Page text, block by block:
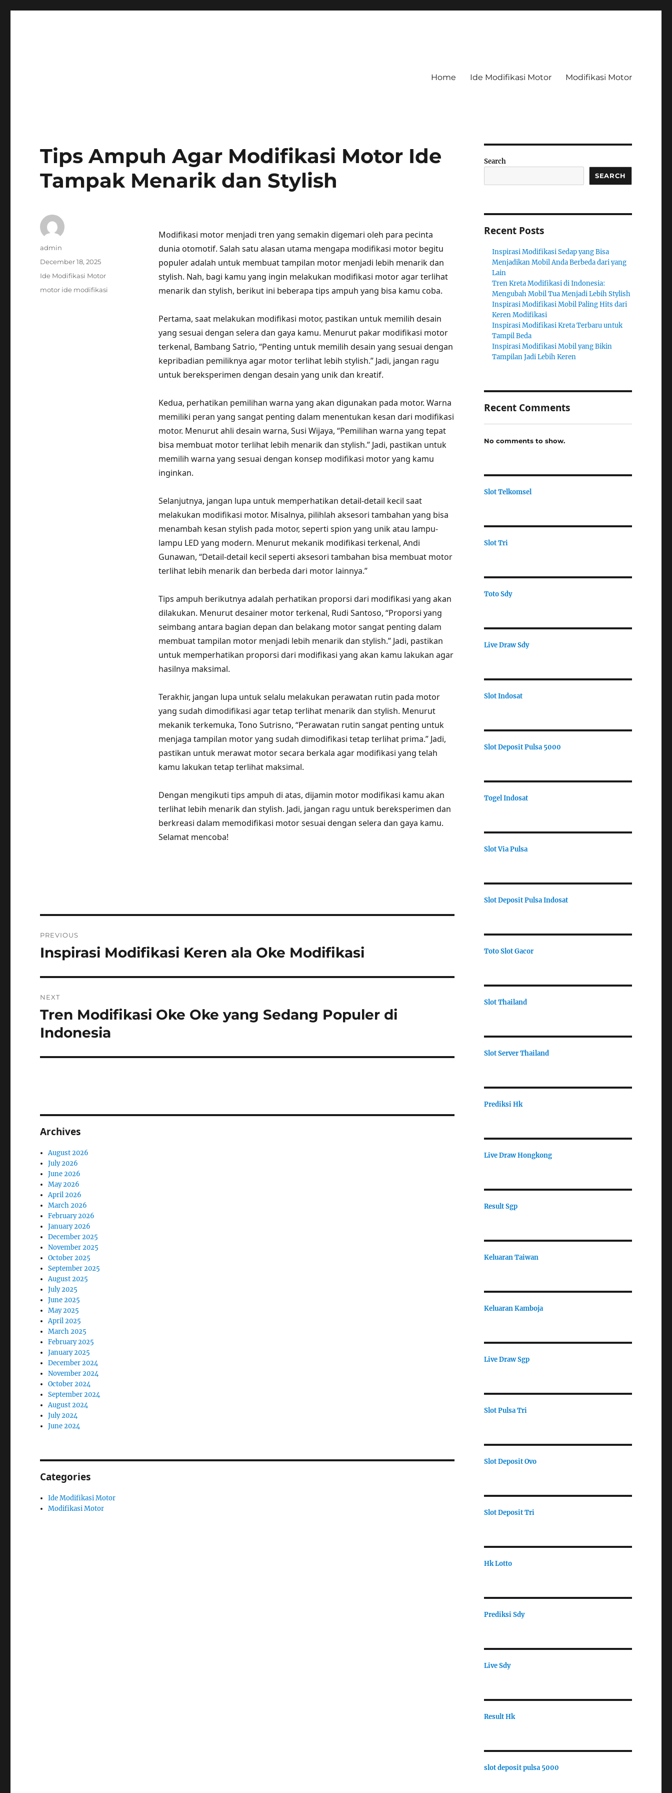
Home Ide Modifikasi Motor Modifikasi Motor
Tips Ampuh Agar Modifikasi Motor Ide
Tampak Menarik dan Stylish
Modifikasi motor menjadi tren yang semakin digemari oleh para pecinta
dunia otomotif. Salah satu alasan utama mengapa modifikasi motor begitu
populer adalah untuk membuat tampilan motor menjadi lebih menarik dan
stylish. Nah, bagi kamu yang ingin melakukan modifikasi motor agar terlihat
menarik dan stylish, berikut ini beberapa tips ampuh yang bisa kamu coba.
Pertama, saat melakukan modifikasi motor, pastikan untuk memilih desain
yang sesuai dengan selera dan gaya kamu. Menurut pakar modifikasi motor
terkenal, Bambang Satrio, “Penting untuk memilih desain yang sesuai dengan
kepribadian pemiliknya agar motor terlihat lebih stylish.” Jadi, jangan ragu
untuk bereksperimen dengan desain yang unik dan kreatif.
Kedua, perhatikan pemilihan warna yang akan digunakan pada motor. Warna
memiliki peran yang sangat penting dalam menentukan kesan dari modifikasi
motor. Menurut ahli desain warna, Susi Wijaya, “Pemilihan warna yang tepat
bisa membuat motor terlihat lebih menarik dan stylish.” Jadi, pastikan untuk
memilih warna yang sesuai dengan konsep modifikasi motor yang kamu
inginkan.
Selanjutnya, jangan lupa untuk memperhatikan detail-detail kecil saat
melakukan modifikasi motor. Misalnya, pilihlah aksesori tambahan yang bisa
menambah kesan stylish pada motor, seperti spion yang unik atau lampu-
lampu LED yang modern. Menurut mekanik modifikasi terkenal, Andi
Gunawan, “Detail-detail kecil seperti aksesori tambahan bisa membuat motor
terlihat lebih menarik dan berbeda dari motor lainnya.”
Tips ampuh berikutnya adalah perhatikan proporsi dari modifikasi yang akan
dilakukan. Menurut desainer motor terkenal, Rudi Santoso, “Proporsi yang
seimbang antara bagian depan dan belakang motor sangat penting dalam
membuat tampilan motor menjadi lebih menarik dan stylish.” Jadi, pastikan
untuk memperhatikan proporsi dari modifikasi yang akan kamu lakukan agar
hasilnya maksimal.
Terakhir, jangan lupa untuk selalu melakukan perawatan rutin pada motor
yang sudah dimodifikasi agar tetap terlihat menarik dan stylish. Menurut
mekanik terkemuka, Tono Sutrisno, “Perawatan rutin sangat penting untuk
menjaga tampilan motor yang sudah dimodifikasi tetap terlihat prima.” Jadi,
pastikan untuk merawat motor secara berkala agar modifikasi yang telah
kamu lakukan tetap terlihat maksimal.
Dengan mengikuti tips ampuh di atas, dijamin motor modifikasi kamu akan
terlihat lebih menarik dan stylish. Jadi, jangan ragu untuk bereksperimen dan
berkreasi dalam memodifikasi motor sesuai dengan selera dan gaya kamu.
Selamat mencoba!
Author
admin
Posted
on
December 18, 2025
Categories
Ide Modifikasi Motor
Tags
motor ide modifikasi
navigation
PREVIOUS
Previous
Inspirasi Modifikasi Keren ala Oke Modifikasi
NEXT
Next
post:
Tren Modifikasi Oke Oke yang Sedang Populer di
Indonesia
Archives
August 2026
July 2026
June 2026
May 2026
April 2026
March 2026
February 2026
January 2026
December 2025
November 2025
October 2025
September 2025
August 2025
July 2025
June 2025
May 2025
April 2025
March 2025
February 2025
January 2025
December 2024
November 2024
October 2024
September 2024
August 2024
July 2024
June 2024
Categories
Ide Modifikasi Motor
Modifikasi Motor
Search
SEARCH
Recent Posts
Inspirasi Modifikasi Sedap yang Bisa
Menjadikan Mobil Anda Berbeda dari yang
Lain
Tren Kreta Modifikasi di Indonesia:
Mengubah Mobil Tua Menjadi Lebih Stylish
Inspirasi Modifikasi Mobil Paling Hits dari
Keren Modifikasi
Inspirasi Modifikasi Kreta Terbaru untuk
Tampil Beda
Inspirasi Modifikasi Mobil yang Bikin
Tampilan Jadi Lebih Keren
Recent Comments
No comments to show.
Slot Telkomsel
Slot Tri
Toto Sdy
Live Draw Sdy
Slot Indosat
Slot Deposit Pulsa 5000
Togel Indosat
Slot Via Pulsa
Slot Deposit Pulsa Indosat
Toto Slot Gacor
Slot Thailand
Slot Server Thailand
Prediksi Hk
Live Draw Hongkong
Result Sgp
Keluaran Taiwan
Keluaran Kamboja
Live Draw Sgp
Slot Pulsa Tri
Slot Deposit Ovo
Slot Deposit Tri
Hk Lotto
Prediksi Sdy
Live Sdy
Result Hk
slot deposit pulsa 5000